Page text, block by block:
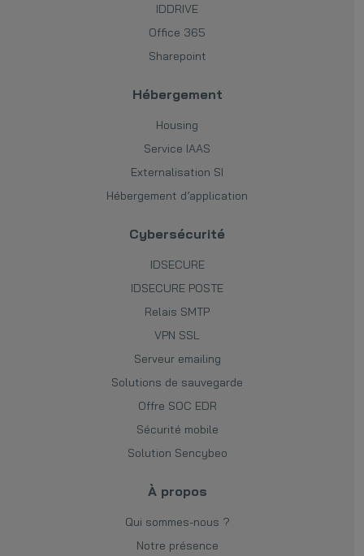
IDDRIVE
Office 365
Sharepoint
Hébergement
Housing
Service IAAS
Externalisation SI
Hébergement d’application
Cybersécurité
IDSECURE
IDSECURE POSTE
Relais SMTP
VPN SSL
Serveur emailing
Solutions de sauvegarde
Offre SOC EDR
Sécurité mobile
Solution Sencybeo
À propos
Qui sommes-nous ?
Notre présence